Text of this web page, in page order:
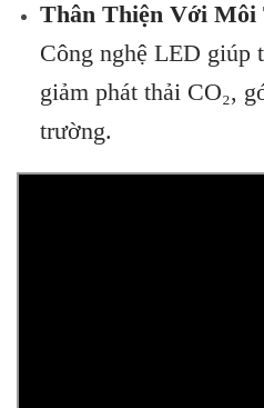
Thân Thiện Với Môi
Công nghệ LED giúp
giảm phát thải CO₂,
trường.